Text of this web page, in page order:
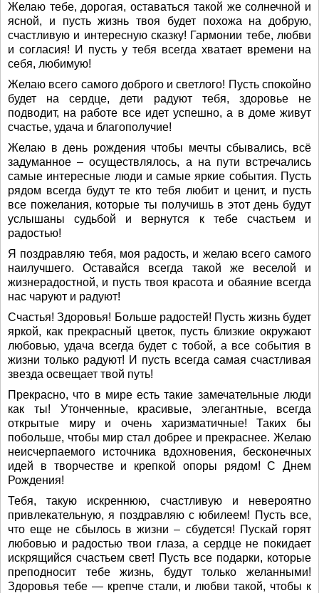
Желаю тебе, дорогая, оставаться такой же солнечной и
ясной, и пусть жизнь твоя будет похожа на добрую,
счастливую и интересную сказку! Гармонии тебе, любви
и согласия! И пусть у тебя всегда хватает времени на
себя, любимую!
Желаю всего самого доброго и светлого! Пусть спокойно
будет на сердце, дети радуют тебя, здоровье не
подводит, на работе все идет успешно, а в доме живут
счастье, удача и благополучие!
Желаю в день рождения чтобы мечты сбывались, всё
задуманное – осуществлялось, а на пути встречались
самые интересные люди и самые яркие события. Пусть
рядом всегда будут те кто тебя любит и ценит, и пусть
все пожелания, которые ты получишь в этот день будут
услышаны судьбой и вернутся к тебе счастьем и
радостью!
Я поздравляю тебя, моя радость, и желаю всего самого
наилучшего. Оставайся всегда такой же веселой и
жизнерадостной, и пусть твоя красота и обаяние всегда
нас чаруют и радуют!
Счастья! Здоровья! Больше радостей! Пусть жизнь будет
яркой, как прекрасный цветок, пусть близкие окружают
любовью, удача всегда будет с тобой, а все события в
жизни только радуют! И пусть всегда самая счастливая
звезда освещает твой путь!
Прекрасно, что в мире есть такие замечательные люди
как ты! Утонченные, красивые, элегантные, всегда
открытые миру и очень харизматичные! Таких бы
побольше, чтобы мир стал добрее и прекраснее. Желаю
неисчерпаемого источника вдохновения, бесконечных
идей в творчестве и крепкой опоры рядом! С Днем
Рождения!
Тебя, такую искреннюю, счастливую и невероятно
привлекательную, я поздравляю с юбилеем! Пусть все,
что еще не сбылось в жизни – сбудется! Пускай горят
любовью и радостью твои глаза, а сердце не покидает
искрящийся счастьем свет! Пусть все подарки, которые
преподносит тебе жизнь, будут только желанными!
Здоровья тебе — крепче стали, и любви такой, чтобы к